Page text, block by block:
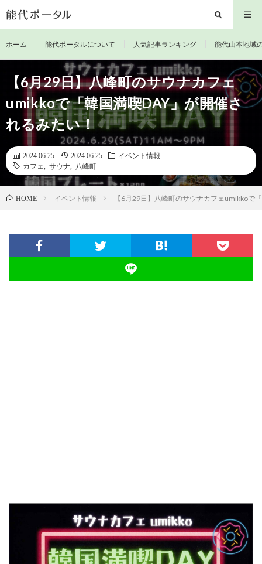
ホーム 能代ポータルについて 人気記事ランキング 能代山本地域
【6月29日】八峰町のサウナカフェ
umikkoで「韓国満喫DAY」が開催さ
れるみたい！
2024.06.25 2024.06.25
イベント情報
カフェ
サウナ 八峰町
HOME イベント情報 【6月29日】八峰町のサウナカフェumikkoで